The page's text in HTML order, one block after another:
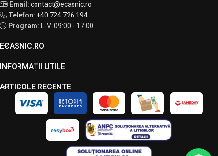
Email: contact@ecasnic.ro
Telefon: +40 724 726 194
Program:
L-V: 09:00 - 17:00
ECASNIC.RO
INFORMAȚII UTILE
ARTICOLE RECENTE